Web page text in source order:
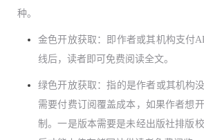
种。
金色开放获取： 即作者或其机构支付A
线后，读者即可免费阅读全文。
绿色开放获取：指的是作者或其机构
需要付费订阅覆盖成本，如果作者想
制。一是版本需要是未经出版社排版